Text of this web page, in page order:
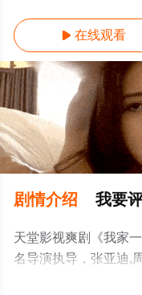
 在线观看
剧情介绍 我要
天堂影视爽剧《我家
名导演执导，张亚迪,
剧，大结局剧情已揭